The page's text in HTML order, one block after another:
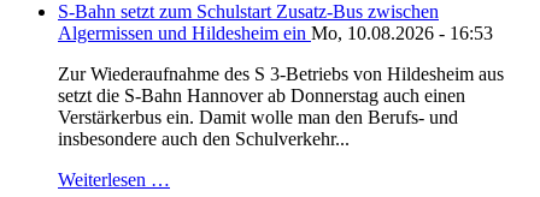
S-Bahn setzt zum Schulstart Zusatz-Bus zwischen
Algermissen und Hildesheim ein Mo, 10.08.2026 - 16:53
Zur Wiederaufnahme des S 3-Betriebs von Hildesheim aus
setzt die S-Bahn Hannover ab Donnerstag auch einen
Verstärkerbus ein. Damit wolle man den Berufs- und
insbesondere auch den Schulverkehr...
Weiterlesen …